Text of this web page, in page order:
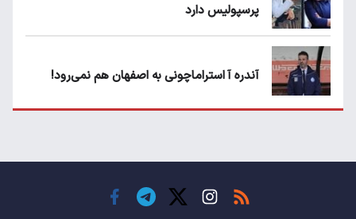
پرسپولیس دارد
آندره آ استراماچونی به اصفهان هم نمی‌رود!
حسن روی هوا!